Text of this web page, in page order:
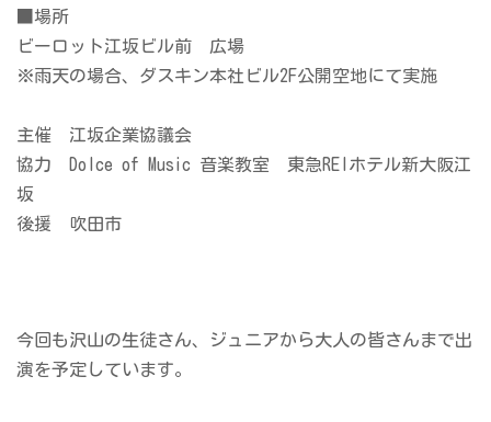
■場所
ビーロット江坂ビル前 広場
※雨天の場合、ダスキン本社ビル2F公開空地にて実施
主催 江坂企業協議会
協力 Dolce of Music 音楽教室 東急REIホテル新大阪江
坂
後援 吹田市
今回も沢山の生徒さん、ジュニアから大人の皆さんまで出
演を予定しています。